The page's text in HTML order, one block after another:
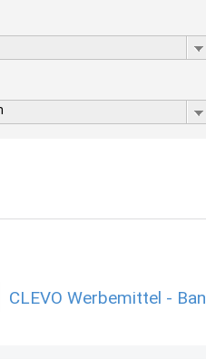
CLEVO Werbemittel -